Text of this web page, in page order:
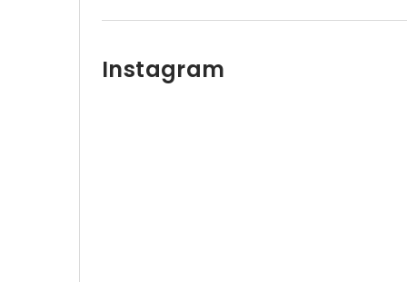
Instagram